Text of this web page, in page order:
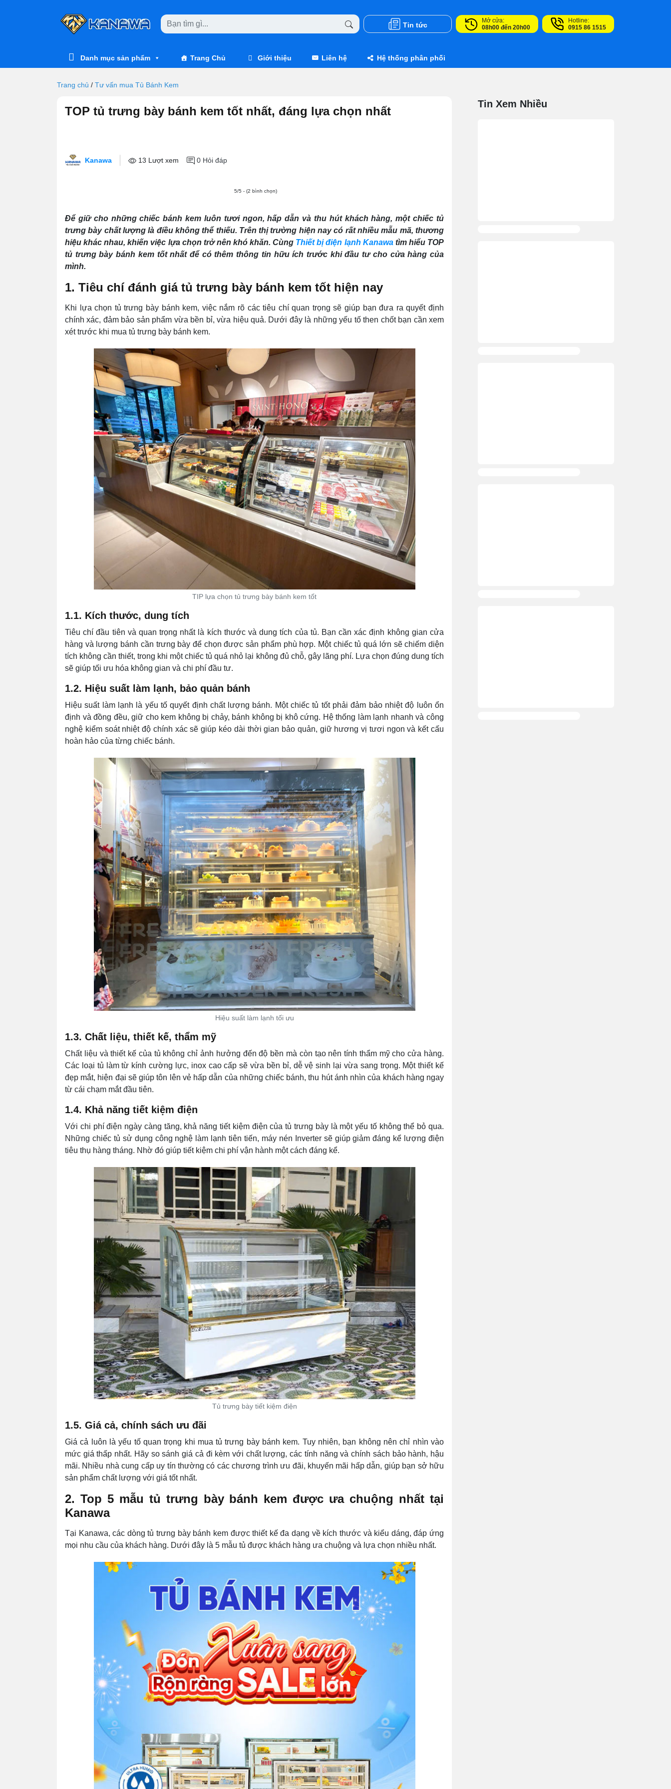
Tin tức
Mở cửa:
08h00 đến 20h00
Hotline:
0915 86 1515
Danh mục sản phẩm Trang Chủ Giới thiệu Liên hệ Hệ thống phân phối
Trang chủ / Tư vấn mua Tủ Bánh Kem
TOP tủ trưng bày bánh kem tốt nhất, đáng lựa chọn nhất
Kanawa 13 Lượt xem 0 Hỏi đáp
5/5 - (2 bình chọn)
Để giữ cho những chiếc bánh kem luôn tươi ngon, hấp dẫn và thu hút khách hàng, một chiếc tủ
trưng bày chất lượng là điều không thể thiếu. Trên thị trường hiện nay có rất nhiều mẫu mã, thương
hiệu khác nhau, khiến việc lựa chọn trở nên khó khăn. Cùng Thiết bị điện lạnh Kanawatìm hiểu TOP
tủ trưng bày bánh kem tốt nhất để có thêm thông tin hữu ích trước khi đầu tư cho cửa hàng của
mình.
1. Tiêu chí đánh giá tủ trưng bày bánh kem tốt hiện nay
Khi lựa chọn tủ trưng bày bánh kem, việc nắm rõ các tiêu chí quan trọng sẽ giúp bạn đưa ra quyết định
chính xác, đảm bảo sản phẩm vừa bền bỉ, vừa hiệu quả. Dưới đây là những yếu tố then chốt bạn cần xem
xét trước khi mua tủ trưng bày bánh kem.
TIP lựa chọn tủ trưng bày bánh kem tốt
1.1. Kích thước, dung tích
Tiêu chí đầu tiên và quan trọng nhất là kích thước và dung tích của tủ. Bạn cần xác định không gian cửa
hàng và lượng bánh cần trưng bày để chọn được sản phẩm phù hợp. Một chiếc tủ quá lớn sẽ chiếm diện
tích không cần thiết, trong khi một chiếc tủ quá nhỏ lại không đủ chỗ, gây lãng phí. Lựa chọn đúng dung tích
sẽ giúp tối ưu hóa không gian và chi phí đầu tư.
1.2. Hiệu suất làm lạnh, bảo quản bánh
Hiệu suất làm lạnh là yếu tố quyết định chất lượng bánh. Một chiếc tủ tốt phải đảm bảo nhiệt độ luôn ổn
định và đồng đều, giữ cho kem không bị chảy, bánh không bị khô cứng. Hệ thống làm lạnh nhanh và công
nghệ kiểm soát nhiệt độ chính xác sẽ giúp kéo dài thời gian bảo quản, giữ hương vị tươi ngon và kết cấu
hoàn hảo của từng chiếc bánh.
Hiệu suất làm lạnh tối ưu
1.3. Chất liệu, thiết kế, thẩm mỹ
Chất liệu và thiết kế của tủ không chỉ ảnh hưởng đến độ bền mà còn tạo nên tính thẩm mỹ cho cửa hàng.
Các loại tủ làm từ kính cường lực, inox cao cấp sẽ vừa bền bỉ, dễ vệ sinh lại vừa sang trọng. Một thiết kế
đẹp mắt, hiện đại sẽ giúp tôn lên vẻ hấp dẫn của những chiếc bánh, thu hút ánh nhìn của khách hàng ngay
từ cái chạm mắt đầu tiên.
1.4. Khả năng tiết kiệm điện
Với chi phí điện ngày càng tăng, khả năng tiết kiệm điện của tủ trưng bày là một yếu tố không thể bỏ qua.
Những chiếc tủ sử dụng công nghệ làm lạnh tiên tiến, máy nén Inverter sẽ giúp giảm đáng kể lượng điện
tiêu thụ hàng tháng. Nhờ đó giúp tiết kiệm chi phí vận hành một cách đáng kể.
Tủ trưng bày tiết kiệm điện
1.5. Giá cả, chính sách ưu đãi
Giá cả luôn là yếu tố quan trọng khi mua tủ trưng bày bánh kem. Tuy nhiên, bạn không nên chỉ nhìn vào
mức giá thấp nhất. Hãy so sánh giá cả đi kèm với chất lượng, các tính năng và chính sách bảo hành, hậu
mãi. Nhiều nhà cung cấp uy tín thường có các chương trình ưu đãi, khuyến mãi hấp dẫn, giúp bạn sở hữu
sản phẩm chất lượng với giá tốt nhất.
2. Top 5 mẫu tủ trưng bày bánh kem được ưa chuộng nhất tại
Kanawa
Tại Kanawa, các dòng tủ trưng bày bánh kem được thiết kế đa dạng về kích thước và kiểu dáng, đáp ứng
mọi nhu cầu của khách hàng. Dưới đây là 5 mẫu tủ được khách hàng ưa chuộng và lựa chọn nhiều nhất.
Tin Xem Nhiều